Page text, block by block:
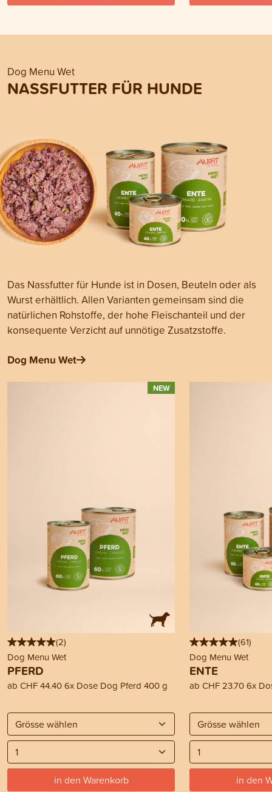
Dog Menu Wet
NASSFUTTER FÜR HUNDE
Das Nassfutter für Hunde ist in Dosen, Beuteln oder als
Wurst erhältlich. Allen Varianten gemeinsam sind die
natürlichen Rohstoffe, der hohe Fleischanteil und der
konsequente Verzicht auf unnötige Zusatzstoffe.
Dog Menu Wet
NEW
(2)
Dog Menu Wet
PFERD
ab CHF 44.406x Dose Dog Pferd 400 g
in den Warenkorb
(61)
Dog Menu Wet
ENTE
ab CHF 23.706x
in den